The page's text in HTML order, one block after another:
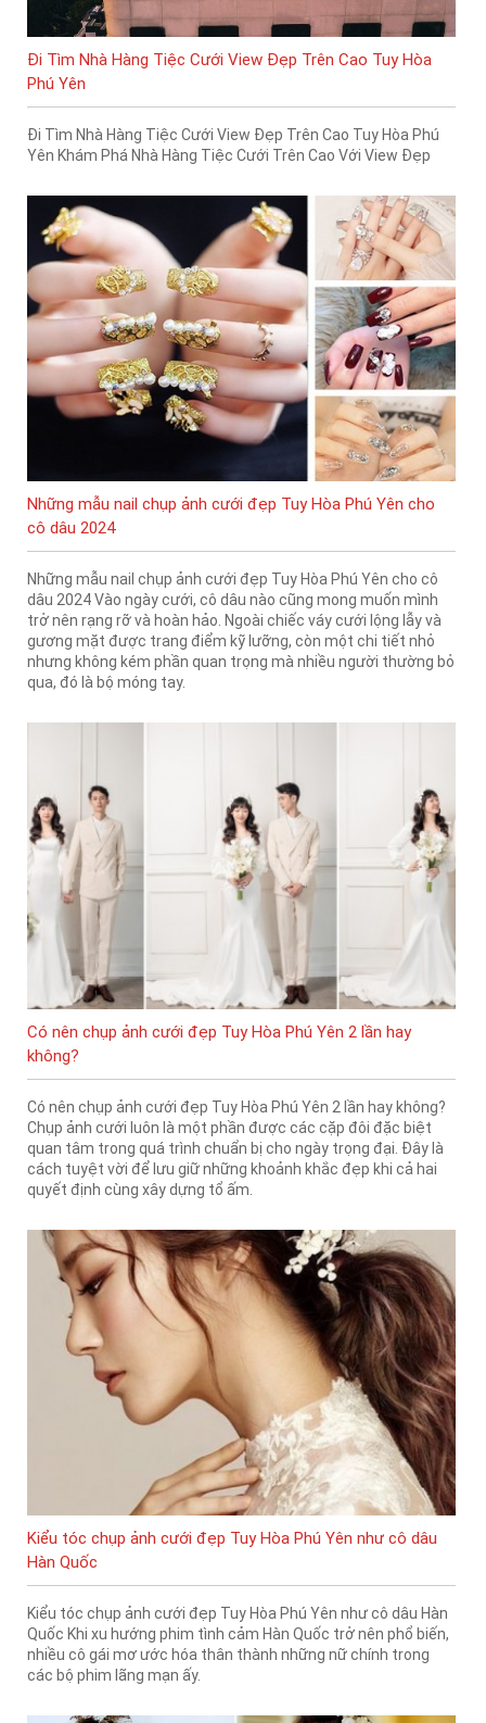
Đi Tìm Nhà Hàng Tiệc Cưới View Đẹp Trên Cao Tuy Hòa
Phú Yên
Đi Tìm Nhà Hàng Tiệc Cưới View Đẹp Trên Cao Tuy Hòa Phú
Yên Khám Phá Nhà Hàng Tiệc Cưới Trên Cao Với View Đẹp
Những mẫu nail chụp ảnh cưới đẹp Tuy Hòa Phú Yên cho
cô dâu 2024
Những mẫu nail chụp ảnh cưới đẹp Tuy Hòa Phú Yên cho cô
dâu 2024 Vào ngày cưới, cô dâu nào cũng mong muốn mình
trở nên rạng rỡ và hoàn hảo. Ngoài chiếc váy cưới lộng lẫy và
gương mặt được trang điểm kỹ lưỡng, còn một chi tiết nhỏ
nhưng không kém phần quan trọng mà nhiều người thường bỏ
qua, đó là bộ móng tay.
Có nên chụp ảnh cưới đẹp Tuy Hòa Phú Yên 2 lần hay
không?
Có nên chụp ảnh cưới đẹp Tuy Hòa Phú Yên 2 lần hay không?
Chụp ảnh cưới luôn là một phần được các cặp đôi đặc biệt
quan tâm trong quá trình chuẩn bị cho ngày trọng đại. Đây là
cách tuyệt vời để lưu giữ những khoảnh khắc đẹp khi cả hai
quyết định cùng xây dựng tổ ấm.
Kiểu tóc chụp ảnh cưới đẹp Tuy Hòa Phú Yên như cô dâu
Hàn Quốc
Kiểu tóc chụp ảnh cưới đẹp Tuy Hòa Phú Yên như cô dâu Hàn
Quốc Khi xu hướng phim tình cảm Hàn Quốc trở nên phổ biến,
nhiều cô gái mơ ước hóa thân thành những nữ chính trong
các bộ phim lãng mạn ấy.